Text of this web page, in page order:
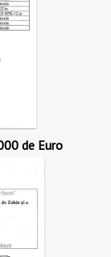
de Euro